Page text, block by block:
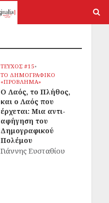
ΤΕΥΧΟΣ #15•
ΤΟ ΔΗΜΟΓΡΑΦΙΚΟ
«ΠΡΟΒΛΗΜΑ»
Ο Λαός, το Πλήθος,
και ο Λαός που
έρχεται: Μια αντι-
αφήγηση του
Δημογραφικού
Πολέμου
Γιάννης Ευσταθίου